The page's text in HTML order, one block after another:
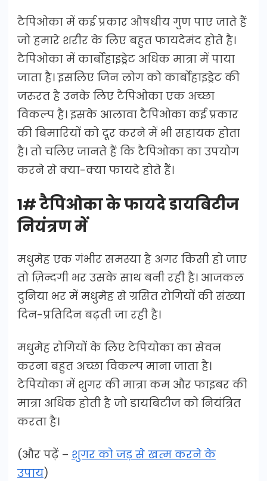
टैपिओका में कई प्रकार औषधीय गुण पाए जाते हैं
जो हमारे शरीर के लिए बहुत फायदेमंद होते है।
टैपिओका में कार्बोहाइड्रेट अधिक मात्रा में पाया
जाता है। इसलिए जिन लोग को कार्बोहाइड्रेट की
जरुरत है उनके लिए टैपिओका एक अच्छा
विकल्प है। इसके आलावा टैपिओका कई प्रकार
की बिमारियों को दूर करने में भी सहायक होता
है। तो चलिए जानते हैं कि टैपिओका का उपयोग
करने से क्या-क्या फायदे होते हैं।
1# टैपिओका के फायदे डायबिटीज
नियंत्रण में
मधुमेह एक गंभीर समस्या है अगर किसी हो जाए
तो ज़िन्दगी भर उसके साथ बनी रही है। आजकल
दुनिया भर में मधुमेह से ग्रसित रोगियों की संख्या
दिन-प्रतिदिन बढ़ती जा रही है।
मधुमेह रोगियों के लिए टेपियोका का सेवन
करना बहुत अच्छा विकल्प माना जाता है।
टेपियोका में शुगर की मात्रा कम और फाइबर की
मात्रा अधिक होती है जो डायबिटीज को नियंत्रित
करता है।
(और पढ़ें – शुगर को जड़ से खत्म करने के
उपाय)